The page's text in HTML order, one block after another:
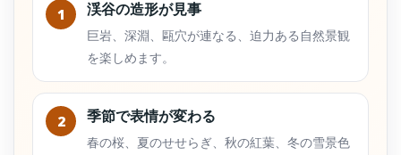
1
渓谷の造形が見事
巨岩、深淵、甌穴が連なる、迫力ある自然景観
を楽しめます。
2
季節で表情が変わる
春の桜、夏のせせらぎ、秋の紅葉、冬の雪景色